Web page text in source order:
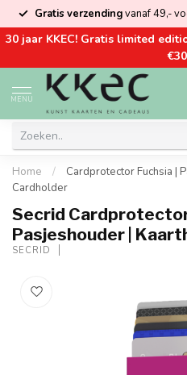
Gratis verzendingvanaf 49,-
30 jaar KKEC! Gratis limited
MENU
Home /
Cardprotector Fuchsia |
Cardholder
Secrid Cardprotector
Pasjeshouder |
SECRID